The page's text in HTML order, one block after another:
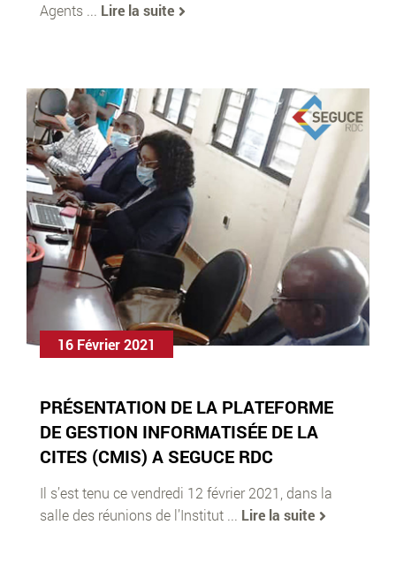
Agents ... Lire la suite
16 Février 2021
PRÉSENTATION DE LA PLATEFORME
DE GESTION INFORMATISÉE DE LA
CITES (CMIS) A SEGUCE RDC
Il s’est tenu ce vendredi 12 février 2021, dans la
salle des réunions de l’Institut ... Lire la suite